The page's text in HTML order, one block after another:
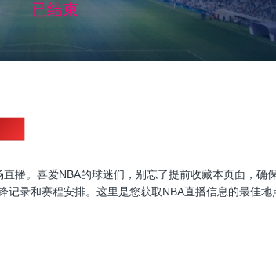
已结束
播。喜爱NBA的球迷们，别忘了提前收藏本页面，确
录和赛程安排。这里是您获取NBA直播信息的最佳地